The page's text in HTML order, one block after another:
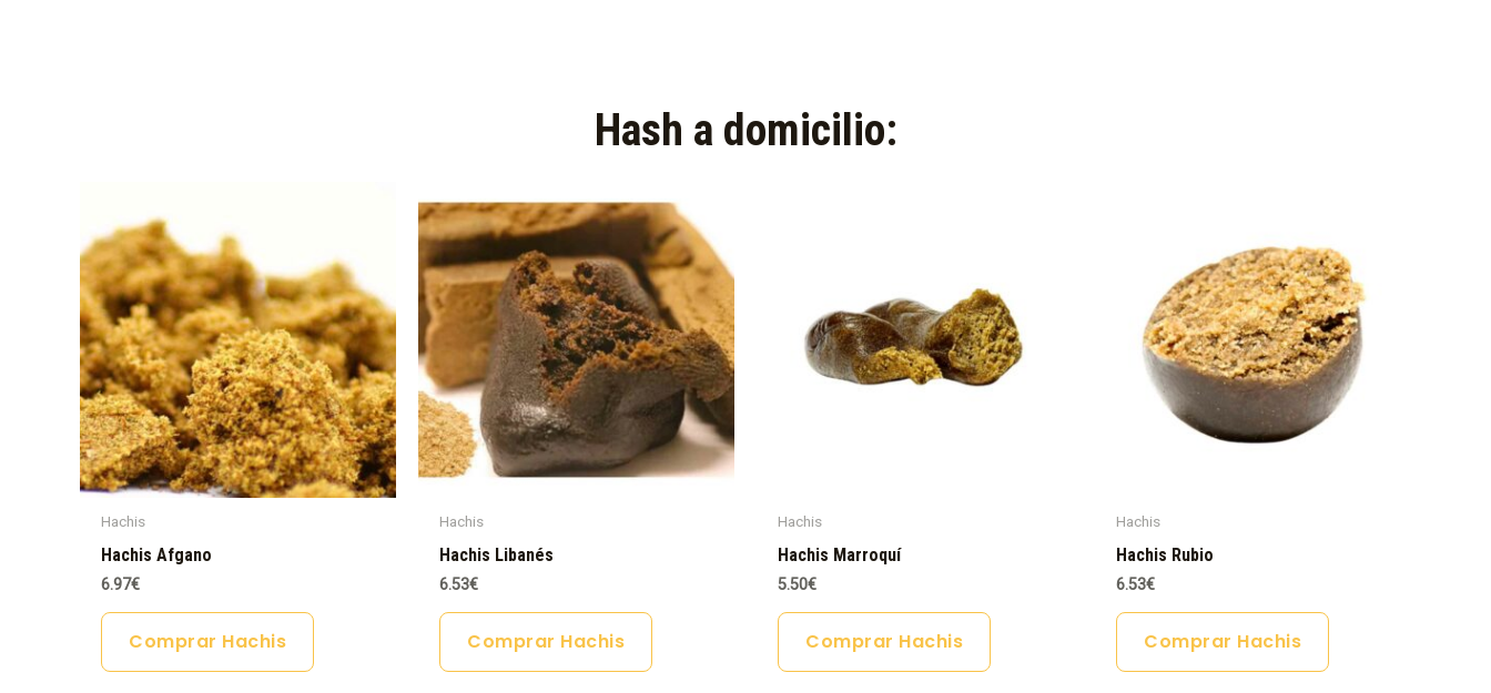
Hash a domicilio:​
Hachis
Hachis Afgano
6.97€
Comprar Hachis
Hachis
Hachis Libanés
6.53€
Comprar Hachis
Hachis
Hachis Marroquí
5.50€
Comprar Hachis
Hachis
Hachis Rubio
6.53€
Comprar Hachis